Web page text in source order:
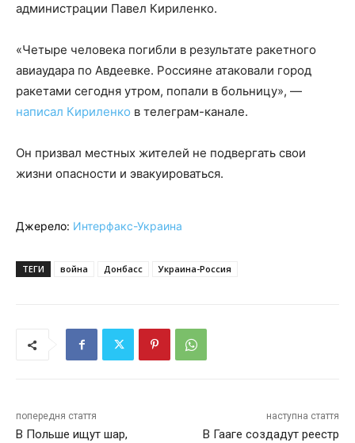
администрации Павел Кириленко.
«Четыре человека погибли в результате ракетного
авиаудара по Авдеевке. Россияне атаковали город
ракетами сегодня утром, попали в больницу», —
написал Кириленко в телеграм-канале.
Он призвал местных жителей не подвергать свои
жизни опасности и эвакуироваться.
Джерело: Интерфакс-Украина
ТЕГИ война Донбасс Украина-Россия
попередня стаття
В Польше ищут шар,
наступна стаття
В Гааге создадут реестр